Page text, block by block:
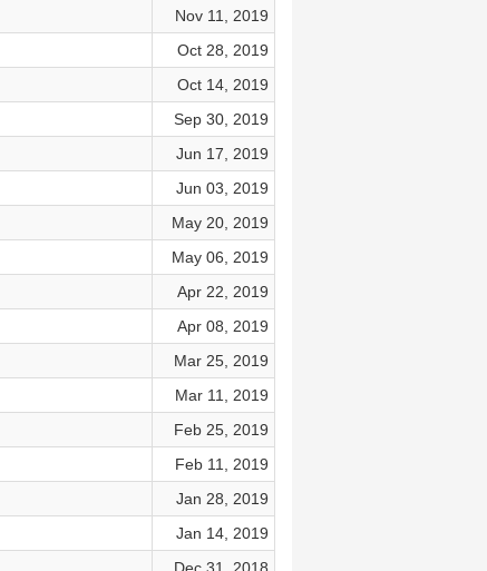
Nov 11, 2019
Oct 28, 2019
Oct 14, 2019
Sep 30, 2019
Jun 17, 2019
Jun 03, 2019
May 20, 2019
May 06, 2019
Apr 22, 2019
Apr 08, 2019
Mar 25, 2019
Mar 11, 2019
Feb 25, 2019
Feb 11, 2019
Jan 28, 2019
Jan 14, 2019